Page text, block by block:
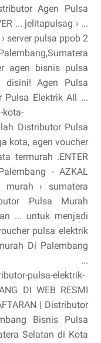
Agen Pulsa
... jelitapulsag › ...
server pulsa ppob 2
agen bisnis pulsa
Agen Pulsa
Pulsa Elektrik All ...
kota-
Distributor Pulsa
kota, agen voucher
termurah .ENTER
- AZKAL
murah › sumatera
Pulsa Murah
... untuk menjadi
pulsa elektrik
Di Palembang
...
pulsa-elektrik-
DI WEB RESMI
| Distributor
Bisnis Pulsa
Selatan di Kota